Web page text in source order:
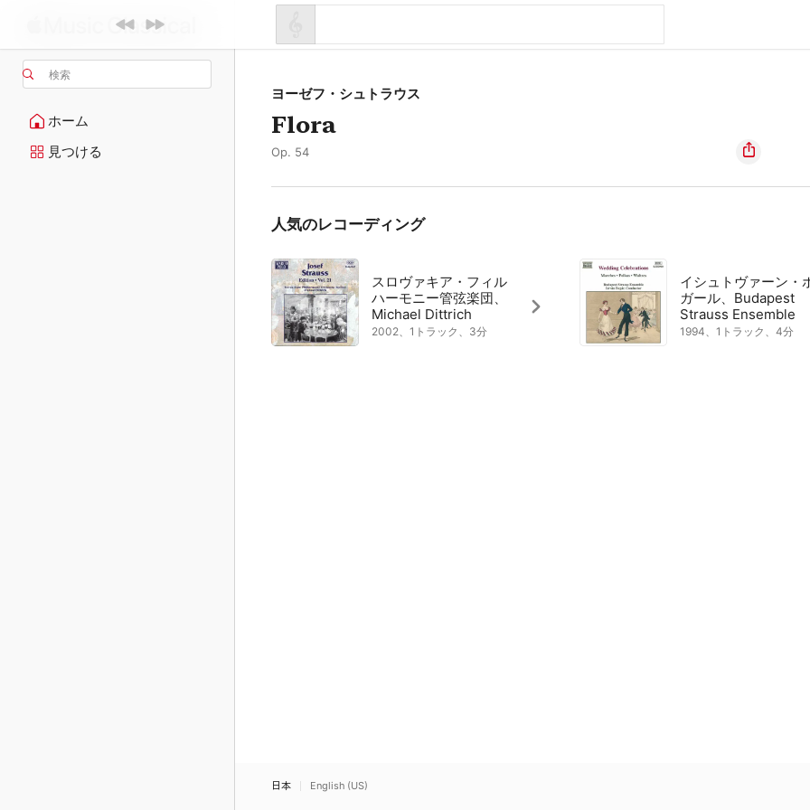
検索
ホーム
見つける
ヨーゼフ・シュトラウス
Flora
Op. 54
人気のレコーディング
スロヴァキア・フィル
ハーモニー管弦楽団、
Michael Dittrich
2002、1トラック、3分
イシュトヴァーン・
ガール、Budapest
Strauss Ensemble
1994、1トラック、4分
日本 English (US)